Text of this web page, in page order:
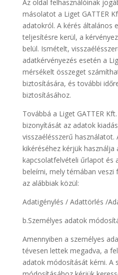
Az oldal felhasználóinak
másolatot a Liget GATTER
adatokról. A kérés általános
teljesítésre kerül, a
belül. Ismételt,
adatkérvényezés esetén a
mérsékelt összeget
biztosítására, és további
biztosításához.
Továbbá a Liget GATTER
bizonyítását az adatok
visszaélésszerű használatot.
kikéréséhez kérjük
kapcsolatfelvételi űrlapot és
beleírni, mely témában veszi
az alábbiak közül:
Adatigénylés / Adattörlés /
b.Személyes adatok
Amennyiben a személyes
tévesen lettek megadva, a
adatok módosítását kérni. A